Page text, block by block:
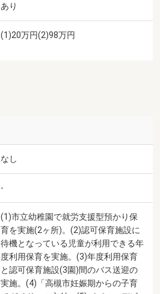
あり
(1)20万円(2)98万円
なし
-
(1)市立幼稚園で就労支援型預かり保
育を実施(2ヶ所)。(2)認可保育施設に
待機となっている児童が利用できる年
度利用保育を実施。(3)年度利用保育
と認可保育施設(3園)間のバス送迎の
実施。(4)「高槻市妊娠期からの子育